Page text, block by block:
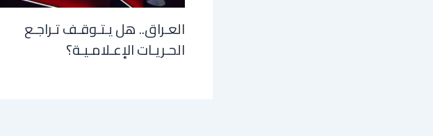
العـراق.. هل يـتـوقـف تـراجـع
الحـريـات الإعـلامـيـة؟